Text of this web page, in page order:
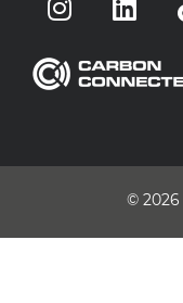
© 2026